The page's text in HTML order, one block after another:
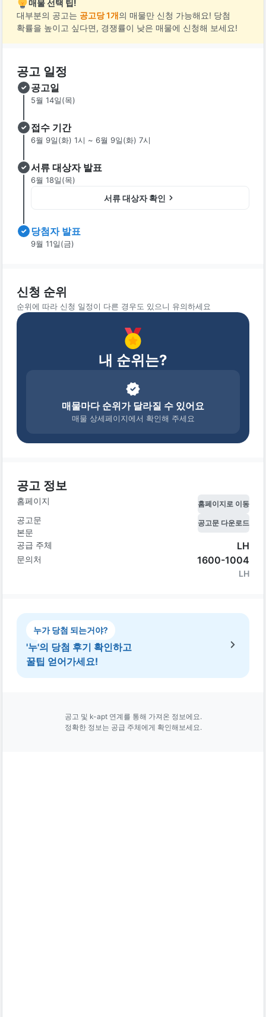
매물 선택 팁!
대부분의 공고는 공고당 1개의 매물만 신청 가능해요! 당첨
확률을 높이고 싶다면, 경쟁률이 낮은 매물에 신청해 보세요!
공고 일정
공고일
5월 14일(목)
접수 기간
6월 9일(화) 1시 ~ 6월 9일(화) 7시
서류 대상자 발표
6월 18일(목)
서류 대상자 확인
당첨자 발표
9월 11일(금)
신청 순위
순위에 따라 신청 일정이 다른 경우도 있으니 유의하세요
내 순위는?
매물마다 순위가 달라질 수 있어요
매물 상세페이지에서 확인해 주세요
공고 정보
홈페이지 홈페이지로 이동
공고문
본문
공고문 다운로드
공급 주체 LH
문의처 1600-1004
LH
누가 당첨 되는거야?
'누'의 당첨 후기 확인하고
꿀팁 얻어가세요!
공고 및 k-apt 연계를 통해 가져온 정보에요.
정확한 정보는 공급 주체에게 확인해보세요.